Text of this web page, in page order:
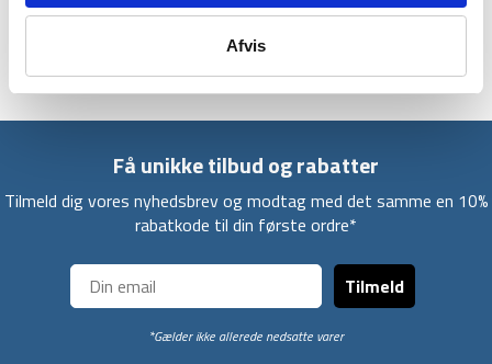
Afvis
have ét liggeunderlag til alle dine ture, og som samtidig er
Få unikke tilbud og rabatter
Tilmeld dig vores nyhedsbrev og modtag med det samme en 10%
rabatkode til din første ordre*
Tilmeld
*Gælder ikke allerede nedsatte varer